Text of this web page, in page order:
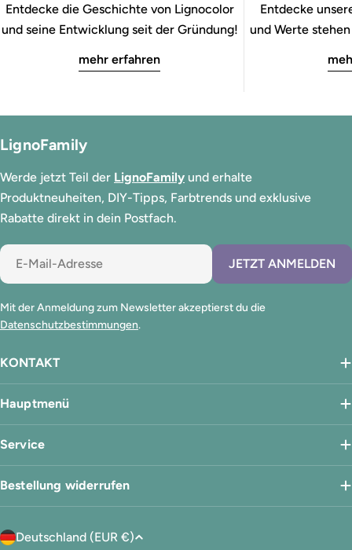
Entdecke die Geschichte von Lignocolor
und seine Entwicklung seit der Gründung!
mehr erfahren
Entdecke
und Werte
KONTAKT
Hauptmenü
Service
LignoFamily
Werde jetzt Teil der LignoFamily und erhalte
Produktneuheiten, DIY-Tipps, Farbtrends und exklusive
Rabatte direkt in dein Postfach.
E-
Mail
JETZT ANMELDEN
Mit der Anmeldung zum Newsletter akzeptierst du die
Datenschutzbestimmungen.
Bestellung widerrufen
L
Deutschland (EUR €)